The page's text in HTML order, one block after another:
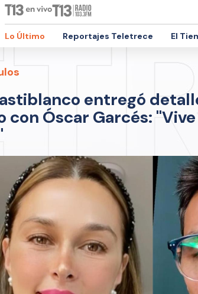
Lo Último Reportajes Teletrece El
entregó
con Óscar Garcés: